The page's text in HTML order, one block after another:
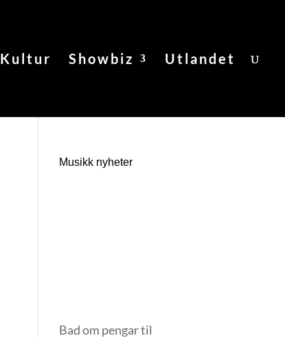
Kultur Showbiz Utlandet
Musikk nyheter
Bad om pengar til